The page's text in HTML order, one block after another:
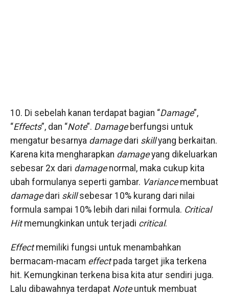
10. Di sebelah kanan terdapat bagian “Damage”,
“Effects”, dan “Note”. Damageberfungsi untuk
mengatur besarnya damagedari skillyang berkaitan.
Karena kita mengharapkan damageyang dikeluarkan
sebesar 2x dari damagenormal, maka cukup kita
ubah formulanya seperti gambar. Variancemembuat
damagedari skillsebesar 10% kurang dari nilai
formula sampai 10% lebih dari nilai formula. Critical
Hitmemungkinkan untuk terjadi critical.
Effectmemiliki fungsi untuk menambahkan
bermacam-macam effectpada target jika terkena
hit. Kemungkinan terkena bisa kita atur sendiri juga.
Lalu dibawahnya terdapat Noteuntuk membuat